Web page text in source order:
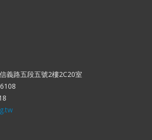
義路五段五號2樓2C20室